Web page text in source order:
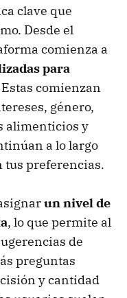
clave que
Desde el
comienza a
para
Estas comienzan
género,
alimenticios y
a lo largo
tus preferencias.
un nivel de
, lo que permite al
de
preguntas
y cantidad